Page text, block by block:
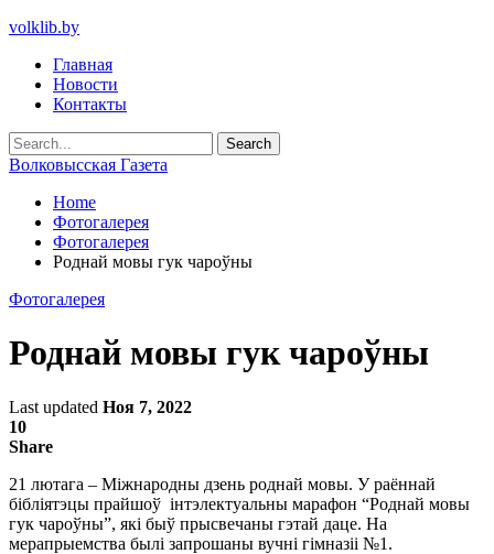
volklib.by
Главная
Новости
Контакты
Волковысская Газета
Home
Фотогалерея
Фотогалерея
Роднай мовы гук чароўны
Фотогалерея
Роднай мовы гук чароўны
Last updated Ноя 7, 2022
10
Share
21 лютага – Міжнародны дзень роднай мовы. У раённай
бібліятэцы прайшоў інтэлектуальны марафон “Роднай мовы
гук чароўны”, які быў прысвечаны гэтай даце. На
мерапрыемства былі запрошаны вучні гімназіі №1.